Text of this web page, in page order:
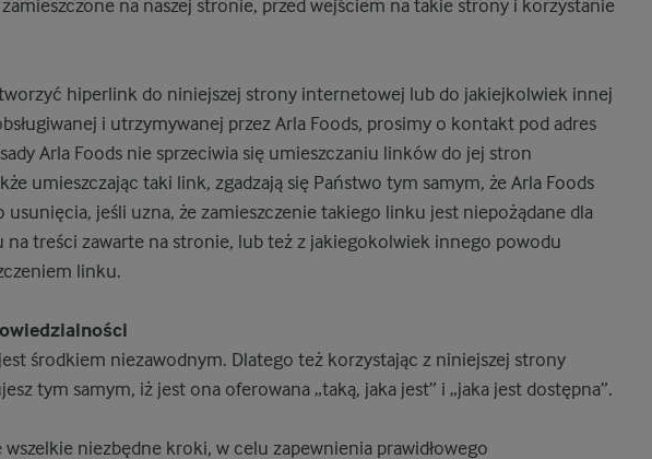
na naszej stronie, przed wejściem na takie strony i korzystanie
hiperlink do niniejszej strony internetowej lub do jakiejkolwiek innej
i utrzymywanej przez Arla Foods, prosimy o kontakt pod adres
Arla Foods nie sprzeciwia się umieszczaniu linków do jej stron
umieszczając taki link, zgadzają się Państwo tym samym, że Arla Foods
usunięcia, jeśli uzna, że zamieszczenie takiego linku jest niepożądane dla
na treści zawarte na stronie, lub też z jakiegokolwiek innego powodu
linku.
środkiem niezawodnym. Dlatego też korzystając z niniejszej strony
tym samym, iż jest ona oferowana „taką, jaka jest” i „jaka jest dostępna”.
niezbędne kroki, w celu zapewnienia prawidłowego